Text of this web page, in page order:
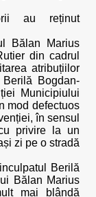
au reținut
Bălan Marius
din cadrul
atribuțiilor
Bogdan-
Municipiului
mod defectuos
în sensul
privire la un
zi pe o stradă
Berilă
Bălan Marius
mai blândă